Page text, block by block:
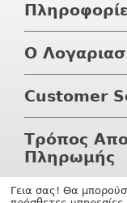
Ο
Customer
Τρόπος
Πληρωμής
Γεια σας! Θα